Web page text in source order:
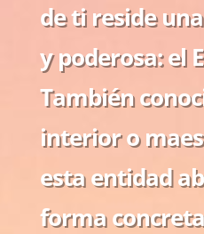
de ti reside
y poderosa: el
También
interior o
esta entidad
forma